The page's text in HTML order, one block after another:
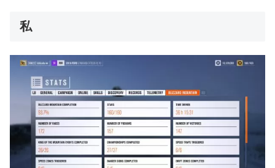
私